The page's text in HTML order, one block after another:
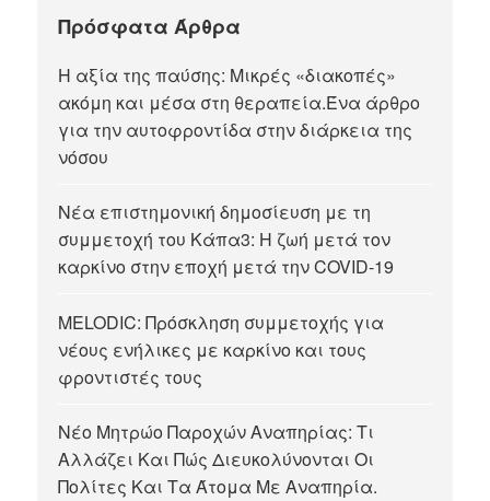
Πρόσφατα Άρθρα
Η αξία της παύσης: Μικρές «διακοπές»
ακόμη και μέσα στη θεραπεία.Ένα άρθρο
για την αυτοφροντίδα στην διάρκεια της
νόσου
Νέα επιστημονική δημοσίευση με τη
συμμετοχή του Κάπα3: Η ζωή μετά τον
καρκίνο στην εποχή μετά την COVID-19
MELODIC: Πρόσκληση συμμετοχής για
νέους ενήλικες με καρκίνο και τους
φροντιστές τους
Νέο Μητρώο Παροχών Αναπηρίας: Τι
Αλλάζει Και Πώς Διευκολύνονται Οι
Πολίτες Και Τα Άτομα Με Αναπηρία.